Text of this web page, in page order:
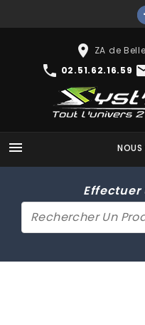
place ZA de
phone 02.51.62.16.59

Effectuer